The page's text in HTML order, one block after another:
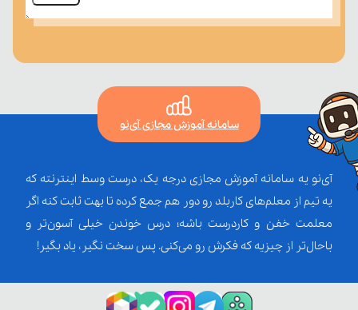
سامانه آموزش مجازی آی‌نو
آی‌نو یه سامانه آموزش مجازی درجه یک، درست وسط اینترنته که
یه تیم از معلم‌‌های کاربلد رو دور هم جمع کرده تا بهت ثابت کنه اگر
معلمت خفن و کاردرست باشه؛ درس خوندن خیلی آسون‌تر و
باحال‌تر از چیزیه که فکرش رو می‌کنی. پس سخت نگیر، یاد بگیر!